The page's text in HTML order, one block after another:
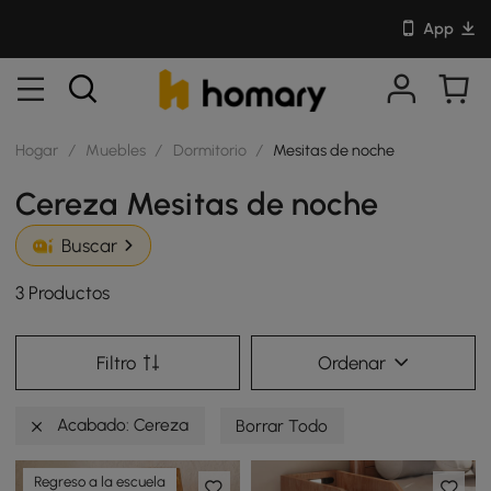
App
Hogar / Muebles / Dormitorio / Mesitas de noche
Cereza Mesitas de noche
Buscar
3 Productos
Filtro Ordenar
Acabado: Cereza Borrar Todo
Regreso a la escuela